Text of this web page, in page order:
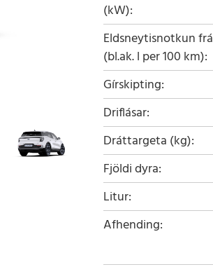
(kW)
Eldsneytisnotkun frá
(bl.ak. l per 100 km)
Gírskipting
Driflásar
Dráttargeta (kg)
Fjöldi dyra
Litur
Afhending